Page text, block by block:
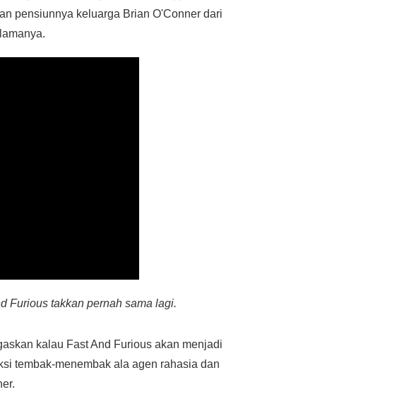
pensiunnya keluarga Brian O'Conner dari
Furious takkan pernah sama lagi.
kalau Fast And Furious akan menjadi
tembak-menembak ala agen rahasia dan